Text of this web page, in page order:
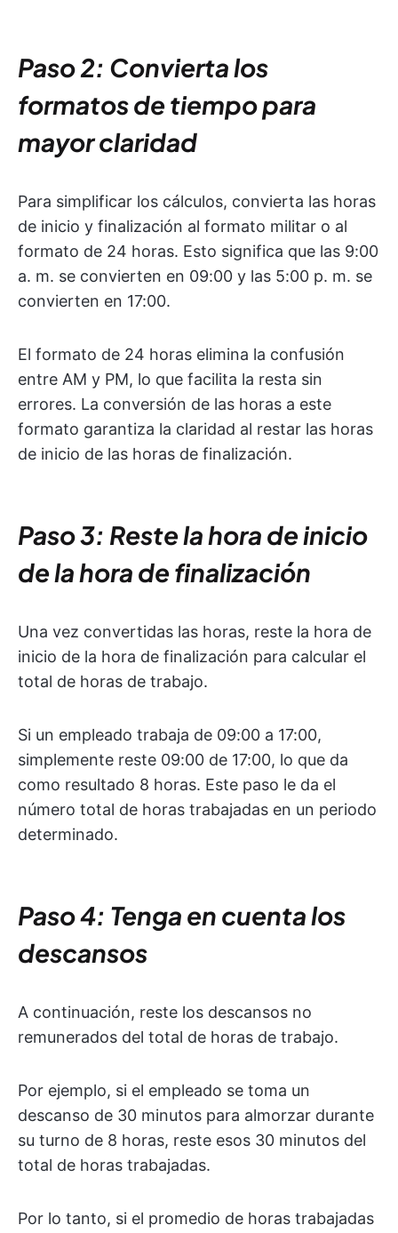
Paso 2: Convierta los
formatos de tiempo para
mayor claridad
Para simplificar los cálculos, convierta las horas
de inicio y finalización al formato militar o al
formato de 24 horas. Esto significa que las 9:00
a. m. se convierten en 09:00 y las 5:00 p. m. se
convierten en 17:00.
El formato de 24 horas elimina la confusión
entre AM y PM, lo que facilita la resta sin
errores. La conversión de las horas a este
formato garantiza la claridad al restar las horas
de inicio de las horas de finalización.
Paso 3: Reste la hora de inicio
de la hora de finalización
Una vez convertidas las horas, reste la hora de
inicio de la hora de finalización para calcular el
total de horas de trabajo.
Si un empleado trabaja de 09:00 a 17:00,
simplemente reste 09:00 de 17:00, lo que da
como resultado 8 horas. Este paso le da el
número total de horas trabajadas en un periodo
determinado.
Paso 4: Tenga en cuenta los
descansos
A continuación, reste los descansos no
remunerados del total de horas de trabajo.
Por ejemplo, si el empleado se toma un
descanso de 30 minutos para almorzar durante
su turno de 8 horas, reste esos 30 minutos del
total de horas trabajadas.
Por lo tanto, si el promedio de horas trabajadas